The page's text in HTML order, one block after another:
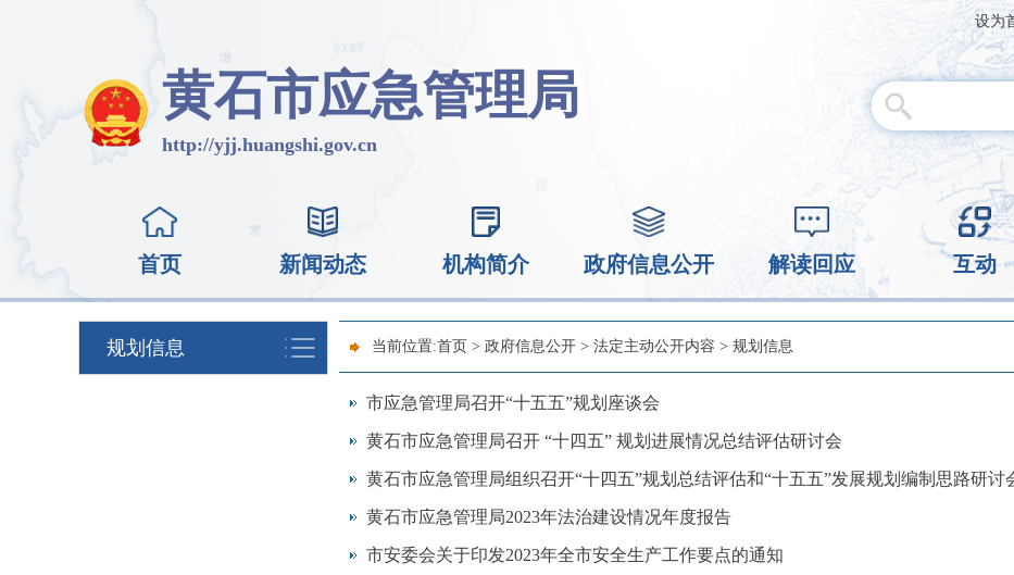
设为
黄石市应急管理局
http://yjj.huangshi.gov.cn
首页 新闻动态 机构简介 政府信息公开 解读回应 互动
规划信息 当前位置:首页 > 政府信息公开 > 法定主动公开内容 > 规划信息
市应急管理局召开“十五五”规划座谈会
黄石市应急管理局召开 “十四五” 规划进展情况总结评估研讨会
黄石市应急管理局组织召开“十四五”规划总结评估和“十五五”发展规划编制思路研讨
黄石市应急管理局2023年法治建设情况年度报告
市安委会关于印发2023年全市安全生产工作要点的通知